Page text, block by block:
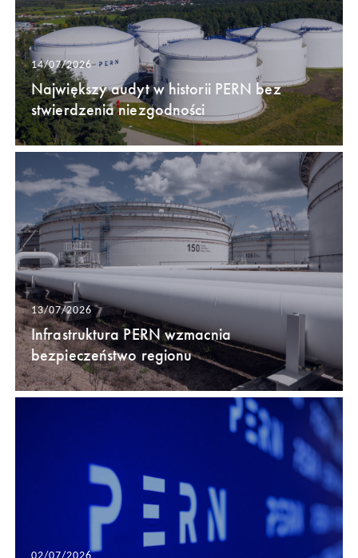
14/07/2026
Największy audyt w historii PERN bez
stwierdzenia niezgodności
13/07/2026
Infrastruktura PERN wzmacnia
bezpieczeństwo regionu